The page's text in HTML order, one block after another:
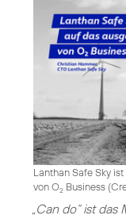
Lanthan Safe Sky
von O2 Business (
„Can do“ ist